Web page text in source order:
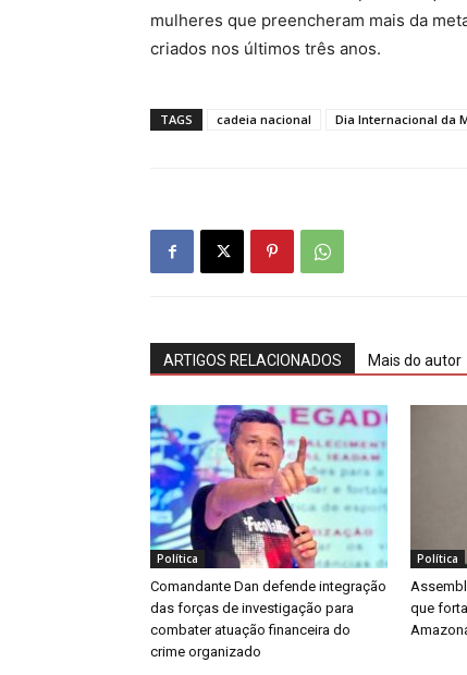
mulheres que preencheram mais da
criados nos últimos três anos.
TAGS cadeia nacional Dia Internacional da
ARTIGOS RELACIONADOS Mais do autor
Política
Comandante Dan defende integração
das forças de investigação para
combater atuação financeira do
crime organizado
Política
que